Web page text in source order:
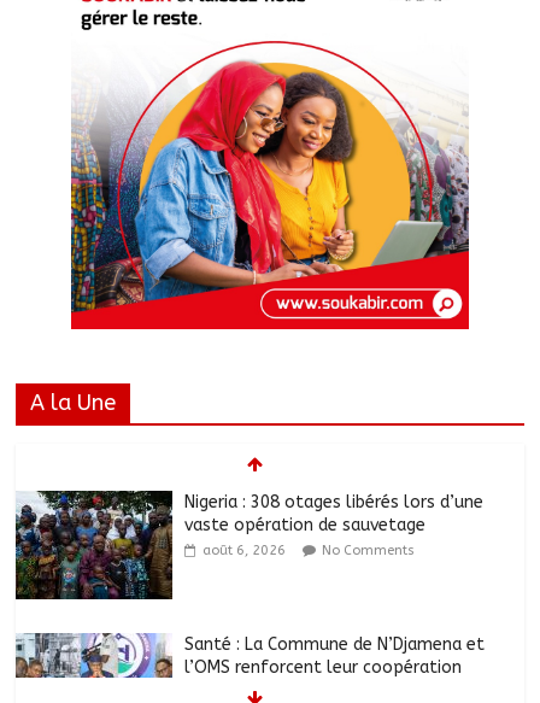
A la Une
Nigeria : 308 otages libérés lors d’une
vaste opération de sauvetage
août 6, 2026 No Comments
Santé : La Commune de N’Djamena et
l’OMS renforcent leur coopération
août 6, 2026